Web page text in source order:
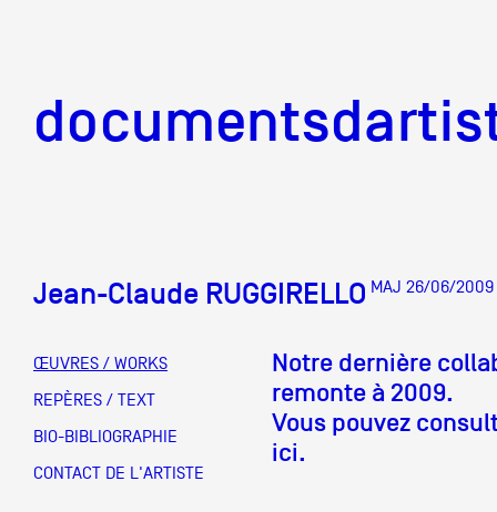
Mission
Équipe
Jean-Claude RUGGIRELLO MAJ 26/06/2009
ŒUVRES / WORKS
REPÈRES / TEXT
BIO-BIBLIOGRAPHIE
CONTACT DE L'ARTISTE
Notre dernière
remonte à 2009.
Vous pouvez
ici.